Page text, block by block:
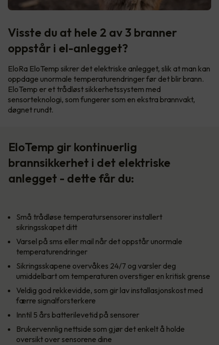
Visste du at hele 2 av 3 branner
oppstår i el-anlegget?
EloRa EloTemp sikrer det elektriske anlegget, slik at man kan
oppdage unormale temperaturendringer før det blir brann.
EloTemp er et trådløst sikkerhetssystem med
sensorteknologi, som fungerer som en ekstra brannvakt,
døgnet rundt.
EloTemp gir kontinuerlig
brannsikkerhet i det elektriske
anlegget - dette får du:
Små trådløse temperatursensorer installert
sikringsskapet ditt
Varsel på sms eller mail når det oppstår unormale
temperaturendringer
Sikringsskapene overvåkes 24/7 og varsler deg
umiddelbart om temperaturen overstiger en kritisk grense
Veldig god rekkevidde, som gir lav installasjonskost med
færre signalforsterkere
Inntil 5 års batterilevetid på sensorer
Brukervennlig nettside som gjør det enkelt å holde
oversikt over sensorene dine